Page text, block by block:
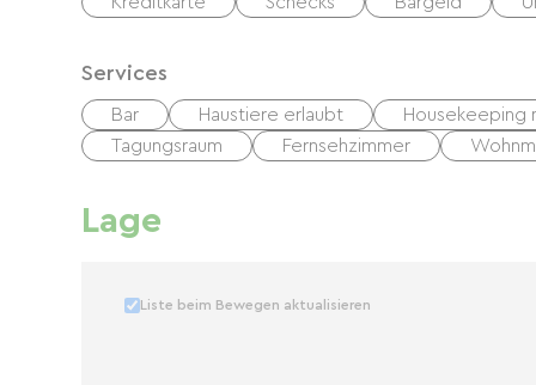
Services
Bar Haustiere erlaubt Housekeeping
Tagungsraum
Fernsehzimmer
Lage
Liste beim Bewegen aktualisieren